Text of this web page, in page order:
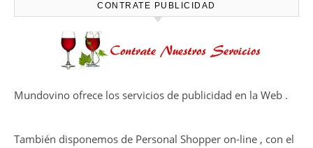
CONTRATE PUBLICIDAD
Mundovino ofrece los servicios de publicidad en la Web .
También disponemos de Personal Shopper on-line , con el